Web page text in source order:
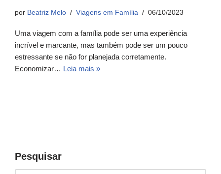
por Beatriz Melo Viagens em Família 06/10/2023
Uma viagem com a família pode ser uma experiência
incrível e marcante, mas também pode ser um pouco
estressante se não for planejada corretamente.
Economizar… Leia mais »
Pesquisar